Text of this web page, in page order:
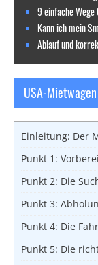
9 einfache Wege
Kann ich mein
Ablauf und
USA-
Einleitung: Der
Punkt 1:
Punkt 2: Die
Punkt 3:
Punkt 4: Die
Punkt 5: Die